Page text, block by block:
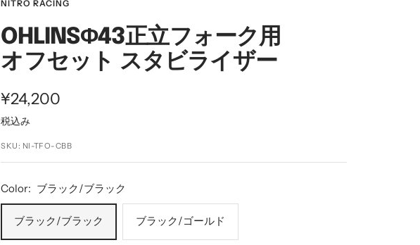
NITRO RACING
OHLINSΦ43正立フォーク用
オフセット スタビライザー
セ
ー
ル
格
¥24,200
税込み
SKU: NI-TFO-CBB
Color: ブラック/ブラック
ブラック/ブラック ブラック/ゴールド